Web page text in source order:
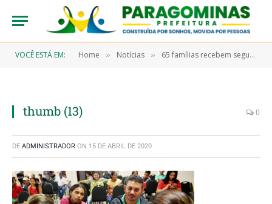
VOCÊ ESTÁ EM: Home » Notícias » 65 famílias recebem segunda parcela do benefício eventual
thumb (13) 0
DE ADMINISTRADOR ON 15 DE ABRIL DE 2020